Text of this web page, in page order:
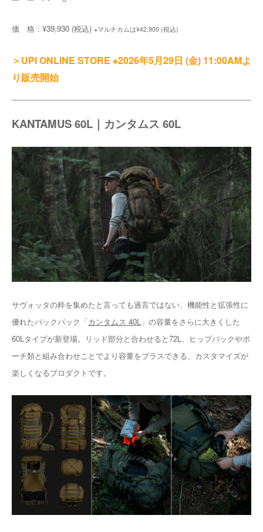
価 格：¥39,930 (税込) ※マルチカムは¥42,900 (税込)
＞UPI ONLINE STORE ※2026年5月29日 (金) 11:00AMよ
り販売開始
KANTAMUS 60L｜カンタムス 60L
サヴォッタの粋を集めたと言っても過言ではない、機能性と拡張性に
優れたバックパック「カンタムス 40L 」の容量をさらに大きくした
60Lタイプが新登場。リッド部分と合わせると72L、ヒップパックやポ
ーチ類と組み合わせことでより容量をプラスできる、カスタマイズが
楽しくなるプロダクトです。